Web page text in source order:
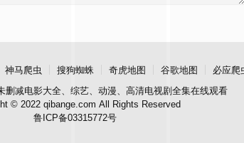
神马爬虫 搜狗蜘蛛 奇虎地图 谷歌地图
必应爬
删减电影大全、综艺、动漫、高清电视剧全集在线观看
© 2022 qibange.com All Rights Reserved
鲁ICP备03315772号